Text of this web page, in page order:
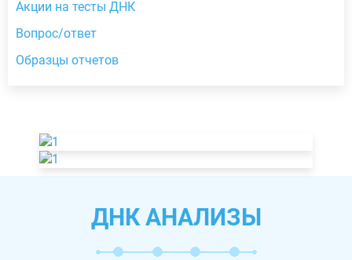
Акции на тесты ДНК
Вопрос/ответ
Образцы отчетов
ДНК АНАЛИЗЫ